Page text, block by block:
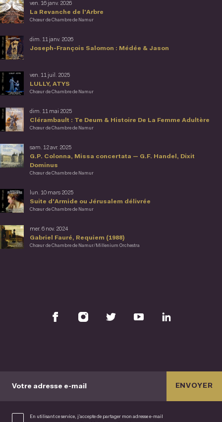
La Revanche de l'Arbre
ven. 16 janv. 2026
Chœur de Chambre de Namur
Joseph-François Salomon : Médée & Jason
dim. 11 janv. 2026
LULLY, ATYS
ven. 11 juil. 2025
Chœur de Chambre de Namur
Clérambault : Te Deum & Histoire De La Femme Adultère
dim. 11 mai 2025
Chœur de Chambre de Namur
G.P. Colonna, Missa concertata — G.F. Handel, Dixit
Dominus
sam. 12 avr. 2025
Chœur de Chambre de Namur
Suite d'Armide ou Jérusalem délivrée
lun. 10 mars 2025
Chœur de Chambre de Namur
Gabriel Fauré, Requiem (1988)
mer. 6 nov. 2024
Chœur de Chambre de Namur/Millenium Orchestra
Votre adresse e-mail
En utilisant ce service, j’accepte de partager mon adresse e-mail
ENVOYER